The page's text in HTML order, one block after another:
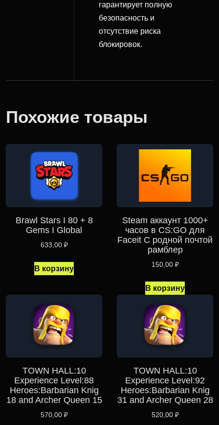
гарантирует полную
безопасность и
отсутствие риска
блокировок.
Похожие товары
Brawl Stars I 80 + 8
Gems I Global
633,00 ₽
В корзину
Steam аккаунт 1000+
часов в CS:GO для
Faceit С родной почтой
рамблер
150,00 ₽
В корзину
TOWN HALL:10
Experience Level:88
Heroes:Barbarian Knig
18 and Archer Queen 15
570,00 ₽
TOWN HALL:10
Experience Level:92
Heroes:Barbarian Knig
31 and Archer Queen 28
520,00 ₽